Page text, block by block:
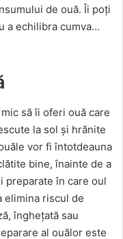
de ouă. Îi poți
a echilibra cumva…
să îi oferi ouă care
la sol și hrănite
vor fi întotdeauna
bine, înainte de a
preparate în care oul
elimina riscul de
înghețată sau
al ouălor este